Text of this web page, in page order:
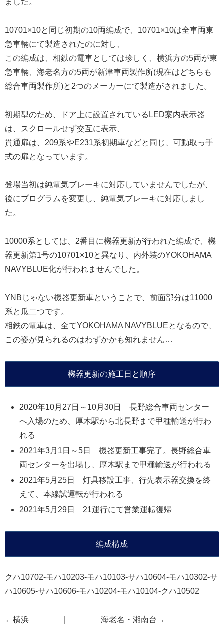
ました。
10701×10と同じ初期の10両編成で、10701×10は全車両東
急車輛にて製造されたのに対し、
この編成は、相鉄の電車としては珍しく、横浜方の5両が東
急車輛、海老名方の5両が新津車両製作所(現在はどちらも
総合車両製作所)と2つのメーカーにて製造がされました。
初期型のため、ドア上に設置されているLED案内表示器
は、スクロールせず交互に表示、
貫通扉は、209系やE231系初期車などと同じ、可動取っ手
式の扉となっています。
登場当初は純電気ブレーキに対応していませんでしたが、
後にプログラムを変更し、純電気ブレーキに対応しまし
た。
10000系としては、2番目に機器更新が行われた編成で、機
器更新第1号の10701×10と異なり、内外装のYOKOHAMA
NAVYBLUE化が行われませんでした。
YNBじゃない機器更新車ということで、前面部分は11000
系と瓜二つです。
相鉄の電車は、全てYOKOHAMA NAVYBLUEとなるので、
この姿が見られるのはわずかかも知れません…
機器更新の施工日と順序
2020年10月27日～10月30日 長野総合車両センター
へ入場のため、厚木駅から北長野まで甲種輸送が行わ
れる
2021年3月1日～5日 機器更新工事完了。長野総合車
両センターを出場し、厚木駅まで甲種輸送が行われる
2021年5月25日 灯具移設工事、行先表示器交換を終
えて、本線試運転が行われる
2021年5月29日 21運行にて営業運転復帰
編成構成
クハ10702-モハ10203-モハ10103-サハ10604-モハ10302-サ
ハ10605-サハ10606-モハ10204-モハ10104-クハ10502
←横浜 ｜ 海老名・湘南台→